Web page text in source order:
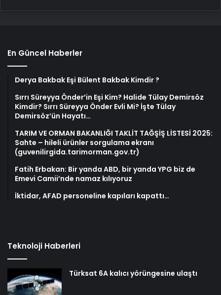
En Güncel Haberler
Derya Bakbak Eşi Bülent Bakbak Kimdir ?
Sırrı Süreyya Önder’in Eşi Kim? Halide Tülay Demirsöz
Kimdir? Sırrı Süreyya Önder Evli Mi? İşte Tülay
Demirsöz’ün Hayatı…
TARIM VE ORMAN BAKANLIĞI TAKLİT TAĞŞİŞ LİSTESİ 2025:
Sahte – hileli ürünler sorgulama ekranı
(guvenilirgida.tarimorman.gov.tr)
Fatih Erbakan: Bir yanda ABD, bir yanda YPG biz de
Emevi Camii’nde namaz kılıyoruz
İktidar, AFAD personeline kapıları kapattı…
Teknoloji Haberleri
Türksat 6A kalıcı yörüngesine ulaştı